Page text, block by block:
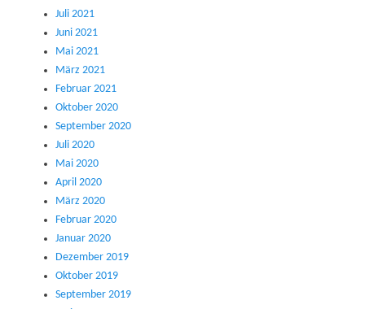
Juli 2021
Juni 2021
Mai 2021
März 2021
Februar 2021
Oktober 2020
September 2020
Juli 2020
Mai 2020
April 2020
März 2020
Februar 2020
Januar 2020
Dezember 2019
Oktober 2019
September 2019